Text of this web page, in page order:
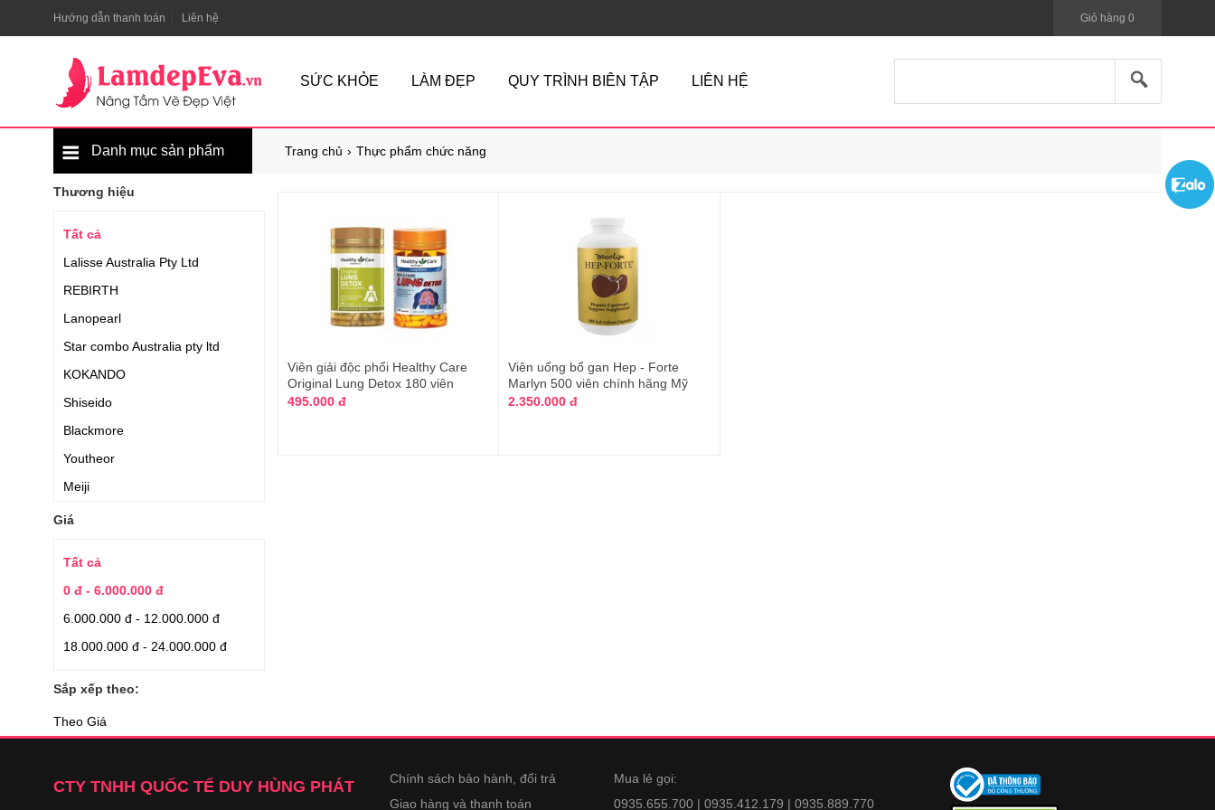
Hướng dẫn thanh toán Liên hệ Giỏ hàng 0
SỨC KHỎE LÀM ĐẸP QUY TRÌNH BIÊN TẬP LIÊN HỆ
Trang chủ Thực phẩm chức năng
Danh mục sản phẩm
Thương hiệu
Tất cả
Lalisse Australia Pty Ltd
REBIRTH
Lanopearl
Star combo Australia pty ltd
KOKANDO
Shiseido
Blackmore
Youtheor
Meiji
Jarrow Formulas
Applied Nutrition
Nature’s Bounty
Auhealth
Earthrise
Japan Algae
Quaker Oats
YuHan.Co
Giá
Tất cả
0 đ - 6.000.000 đ
6.000.000 đ - 12.000.000 đ
18.000.000 đ - 24.000.000 đ
Sắp xếp theo:
Theo Giá
Viên giải độc phổi Healthy Care
Original Lung Detox 180 viên
495.000 đ
Viên uống bổ gan Hep - Forte
Marlyn 500 viên chính hãng Mỹ
2.350.000 đ
CTY TNHH QUỐC TẾ DUY HÙNG PHÁT
Chính sách bảo hành, đổi trả
Giao hàng và thanh toán
Mua lẻ gọi:
0935.655.700 | 0935.412.179 | 0935.889.770